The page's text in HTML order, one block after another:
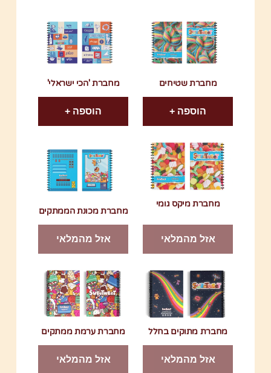
מחברת שטיחים
הוספה +
מחברת 'הכי ישראלי'
הוספה +
מחברת מיקס גומי
אזל מהמלאי
מחברת מכונת הממתקים
אזל מהמלאי
מחברת מתוקים בחלל
אזל מהמלאי
מחברת ערמת ממתקים
אזל מהמלאי